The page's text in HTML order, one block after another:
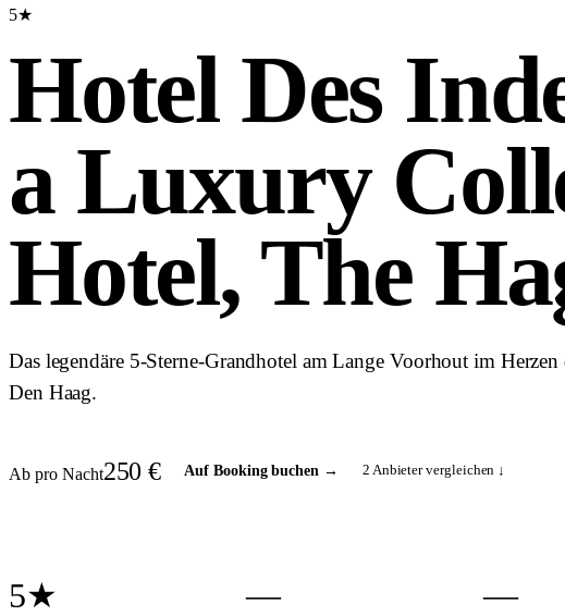
5★
Hotel Des
a Luxury
Hotel, The
Das legendäre 5-Sterne-Grandhotel am Lange Voorhout im
Den Haag.
Ab pro Nacht250 € Auf Booking buchen→ 2 Anbieter vergleichen ↓
5★ — —